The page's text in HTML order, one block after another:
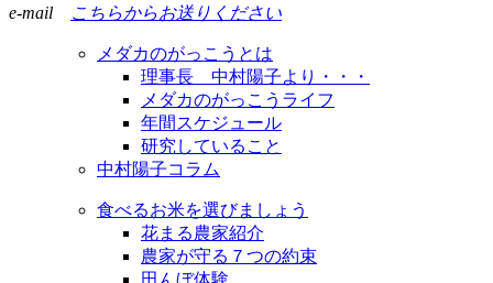
e-mail
こちらからお送りください
メダカのがっこうとは
理事長 中村陽子より・・・
メダカのがっこうライフ
年間スケジュール
研究していること
中村陽子コラム
食べるお米を選びましょう
花まる農家紹介
農家が守る７つの約束
田んぼ体験